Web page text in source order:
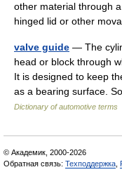
other material through
hinged lid or other
valve guide — The
head or block through
It is designed to keep
as a bearing surface.
Dictionary of automotive terms
© Академик, 2000-2026
Обратная связь: Техподдержка